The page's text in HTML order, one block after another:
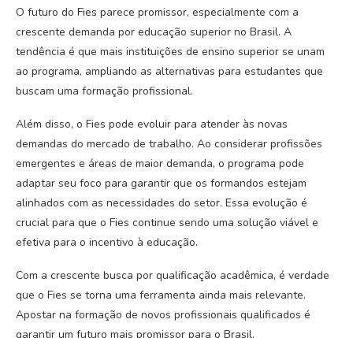
O futuro do Fies parece promissor, especialmente com a
crescente demanda por educação superior no Brasil. A
tendência é que mais instituições de ensino superior se unam
ao programa, ampliando as alternativas para estudantes que
buscam uma formação profissional.
Além disso, o Fies pode evoluir para atender às novas
demandas do mercado de trabalho. Ao considerar profissões
emergentes e áreas de maior demanda, o programa pode
adaptar seu foco para garantir que os formandos estejam
alinhados com as necessidades do setor. Essa evolução é
crucial para que o Fies continue sendo uma solução viável e
efetiva para o incentivo à educação.
Com a crescente busca por qualificação acadêmica, é verdade
que o Fies se torna uma ferramenta ainda mais relevante.
Apostar na formação de novos profissionais qualificados é
garantir um futuro mais promissor para o Brasil.